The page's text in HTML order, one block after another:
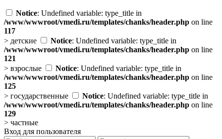
Notice: Undefined variable: type_title in
/www/wwwroot/vmedi.ru/templates/chanks/header.php on line
117
> детские Notice: Undefined variable: type_title in
/www/wwwroot/vmedi.ru/templates/chanks/header.php on line
121
> взрослые Notice: Undefined variable: type_title in
/www/wwwroot/vmedi.ru/templates/chanks/header.php on line
125
> государственные Notice: Undefined variable: type_title in
/www/wwwroot/vmedi.ru/templates/chanks/header.php on line
129
> частные
Вход для пользователя